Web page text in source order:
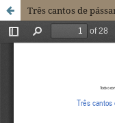
Três cantos de